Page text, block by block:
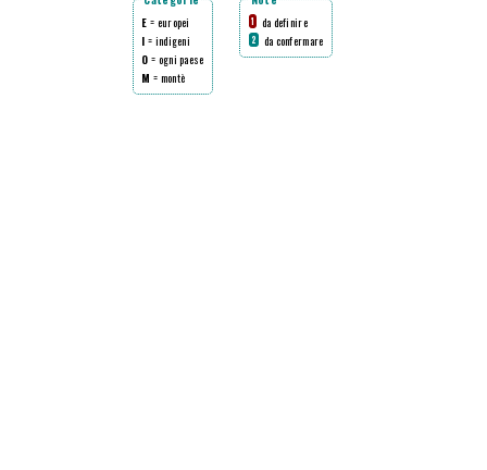
E = europei
I = indigeni
O = ogni paese
M = montè
1 da definire
2 da confermare